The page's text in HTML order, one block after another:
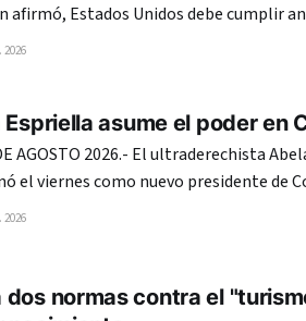
afirmó, Estados Unidos debe cumplir
marítimo por el estrecho de
2026
asume el poder en
AGOSTO 2026.- El ultraderechista
el viernes como nuevo presidente de
de paz y combatir con mano de
2026
normas contra el